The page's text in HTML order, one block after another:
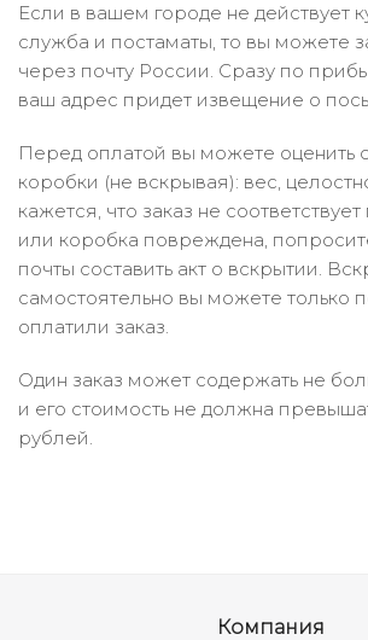
Если в вашем городе не действует
служба и постаматы, то вы можете
через почту России. Сразу по
ваш адрес придет извещение о
Перед оплатой вы можете оценить
коробки (не вскрывая): вес,
кажется, что заказ не
или коробка повреждена,
почты составить акт о вскрытии.
самостоятельно вы можете только
оплатили заказ.
Один заказ может содержать не
и его стоимость не должна
рублей.
Компания